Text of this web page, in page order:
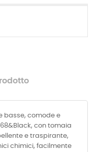
basse, comode e
con tomaia
e traspirante,
chimici, facilmente